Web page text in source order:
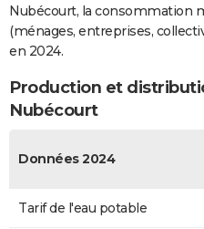
Nubécourt, la consommation
(ménages, entreprises,
en 2024.
Production et
Nubécourt
Données 2024
Tarif de l'eau potable